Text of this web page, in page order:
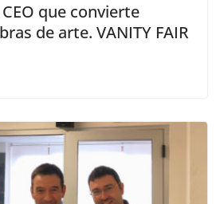
que convierte
de arte. VANITY FAIR